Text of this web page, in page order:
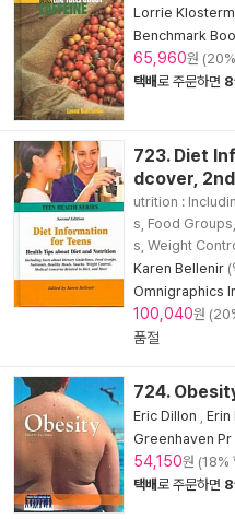
Lorrie
Benchmark
65,960원
택배로 주문하면 8
723. Diet
dcover,
utrition :
s, Food
s, Weight
Karen Bellenir (
Omnigraphics
100,040원
품절
724.
Eric Dillon Erin
Greenhaven Pr
54,150원 (18%
택배로 주문하면 8